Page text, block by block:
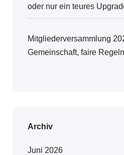
oder nur ein teures
Mitgliederversammlung
Gemeinschaft, faire
Archiv
Juni 2026